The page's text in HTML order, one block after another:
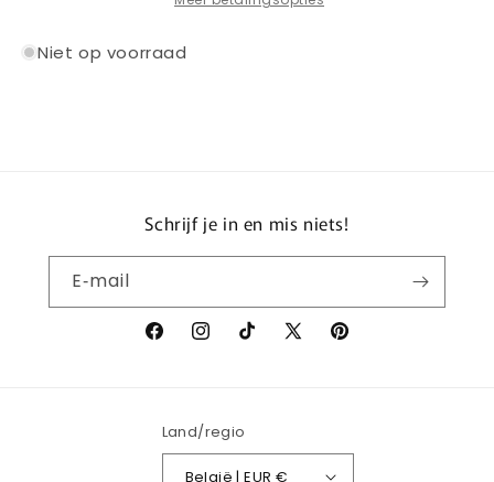
2024-
2024-
Niet op voorraad
Schrijf je in en mis niets!
E‑mail
FacebookInstagramTikTokX
Pinterest
Land/regio
België | EUR €